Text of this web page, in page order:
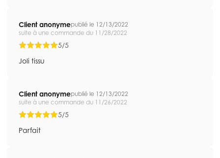
Client anonymepublié le 12/13/2022
suite à une commande du 11/28/2022
5/5
Joli tissu
Client anonymepublié le 12/13/2022
suite à une commande du 11/26/2022
5/5
Parfait